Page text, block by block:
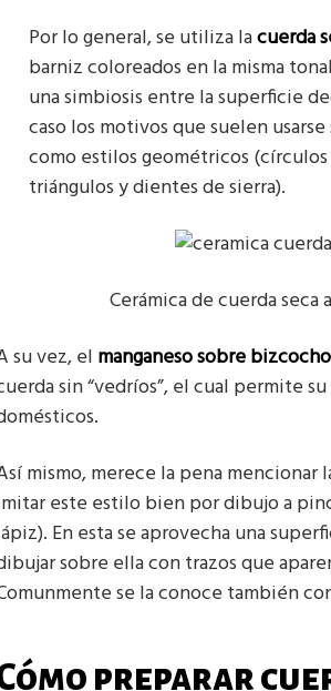
Por lo general, se utiliza lacuerda
barniz coloreados en la misma
una simbiosis entre la superficie
caso los motivos que suelen
como estilos geométricos
triángulos y dientes de sierra).
Cerámica de cuerda seca
su vez, el manganeso sobre bizcocho
sin “vedríos”, el cual permite
mismo, merece la pena mencionar
este estilo bien por dibujo a
En esta se aprovecha una
sobre ella con trazos que
se la conoce también
preparar